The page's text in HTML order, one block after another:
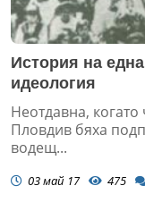
История на
идеология
Неотдавна,
Пловдив бяха
водещ...
03 май 17 475